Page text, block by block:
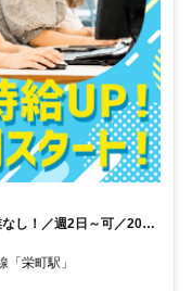
し！／週2日～可／20代
線「栄町駅」